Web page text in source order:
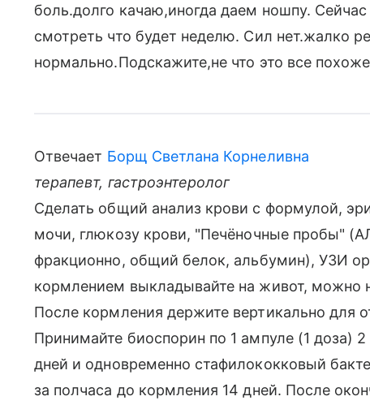
боль.долго качаю,иногда даем ношпу. Сейчас
смотреть что будет неделю. Сил нет.жалко
нормально.Подскажите,не что это все
Отвечает Борщ Светлана Корнеливна
терапевт, гастроэнтеролог
Сделать общий анализ крови с формулой,
мочи, глюкозу крови, "Печёночные пробы"
фракционно, общий белок, альбумин), УЗИ
кормлением выкладывайте на живот, можно
После кормления держите вертикально для
Принимайте биоспорин по 1 ампуле (1 доза)
дней и одновременно стафилококковый
за полчаса до кормления 14 дней. После